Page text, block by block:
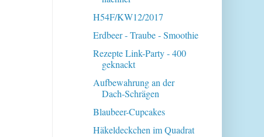
H54F/KW12/2017
Erdbeer - Traube - Smoothie
Rezepte Link-Party - 400
geknackt
Aufbewahrung an der
Dach-Schrägen
Blaubeer-Cupcakes
Häkeldeckchen im Quadrat